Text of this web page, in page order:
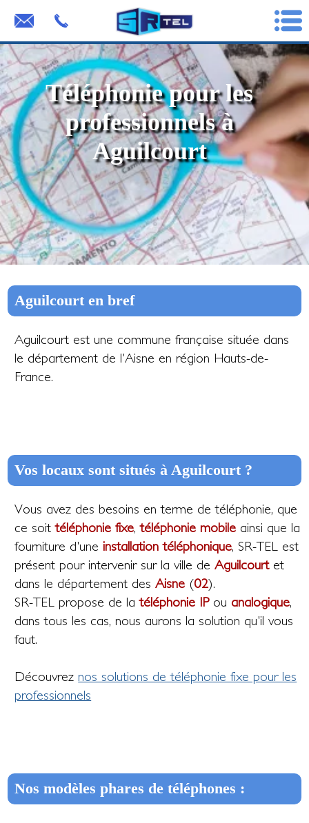
Téléphonie pour les
professionnels à
Aguilcourt
Aguilcourt en bref
Aguilcourt est une commune française située dans
le département de l'Aisne en région Hauts-de-
France.
Vos locaux sont situés à Aguilcourt ?
Vous avez des besoins en terme de téléphonie, que
ce soittéléphonie fixe,téléphonie mobile ainsi que la
fourniture d'une installation téléphonique, SR-TEL est
présent pour intervenir sur la ville deAguilcourtet
dans le département desAisne (02).
SR-TEL propose de latéléphonie IPou analogique,
dans tous les cas, nous aurons la solution qu'il vous
faut.
Découvrez nos solutions de téléphonie fixe pour les
professionnels
Nos modèles phares de téléphones :